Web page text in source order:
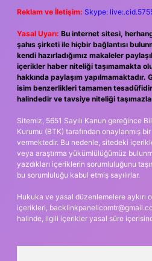
Reklam ve İletişim: Skype:
Yasal Uyarı: Bu internet sitesi,
şahıs şirketi ile hiçbir bağlantısı
kendi hazırladığımız makaleler
içerikler haber niteliği taşımamakta
hakkında paylaşım
isim benzerlikleri tamamen
halindedir ve tavsiye niteliği
Sitemiz, 5651 Sayılı Kanun gereğince
Kurumu (BTK) tarafından onaylanmış
vermektedir. Bu nedenle, sitedeki
veya araştırma yükümlülüğümüz
yazdıkları içeriklerin sorumluluğunu
bu sorumluluğu kabul etmiş sayılırlar.
Hukuka ve yasal düzenlemelere aykırı
içerikleri,
halinde, ilgili içerikler yasal süre